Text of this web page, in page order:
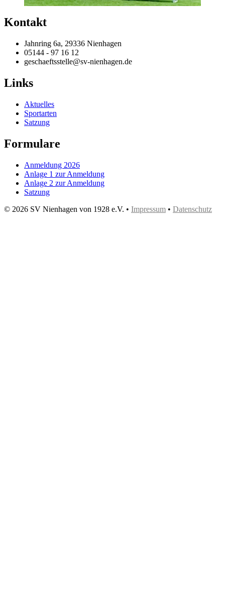
Kontakt
Jahnring 6a, 29336 Nienhagen
05144 - 97 16 12
geschaeftsstelle@sv-nienhagen.de
Links
Aktuelles
Sportarten
Satzung
Formulare
Anmeldung 2026
Anlage 1 zur Anmeldung
Anlage 2 zur Anmeldung
Satzung
© 2026 SV Nienhagen von 1928 e.V. • Impressum • Datenschutz